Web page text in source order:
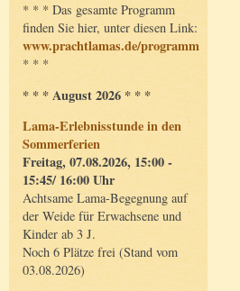
* * * Das gesamte Programm
finden Sie hier, unter diesen Link:
www.prachtlamas.de/programm
* * *
* * * August 2026 * * *
Lama-Erlebnisstunde in den
Sommerferien
Freitag, 07.08.2026, 15:00 -
15:45/ 16:00 Uhr
Achtsame Lama-Begegnung auf
der Weide für Erwachsene und
Kinder ab 3 J.
Noch 6 Plätze frei (Stand vom
03.08.2026)